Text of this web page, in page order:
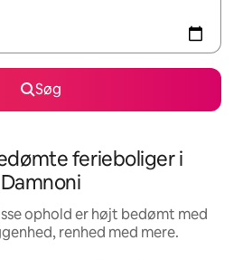
Søg
ferieboliger i
Damnoni
ophold er højt bedømt med
renhed med mere.